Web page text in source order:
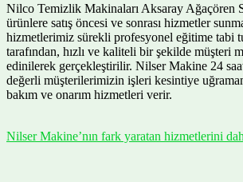
Nilco Temizlik Makinaları Aksaray Ağaçören
ürünlere satış öncesi ve sonrası hizmetler
hizmetlerimiz sürekli profesyonel eğitime tabi
tarafından, hızlı ve kaliteli bir şekilde müşteri
edinilerek gerçekleştirilir. Nilser Makine 24
değerli müşterilerimizin işleri kesintiye
bakım ve onarım hizmetleri verir.
Nilser Makine’nın fark yaratan hizmetlerini